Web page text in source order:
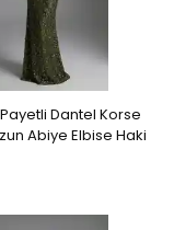
Dantel Korse
Abiye Elbise Haki